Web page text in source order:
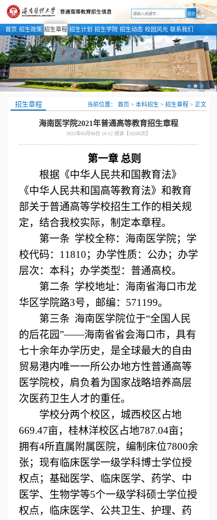
首页 招生政策 招生章程 招生计划 招生学院 招生动态 校园风光 联系我们
招生章程 当前位置： 首页 > 本科招生 > 招生章程 > 正文
海南医学院2021年普通高等教育招生章程
2021年05月06日 16:12 阅读【16200次】
第一章 总则
根据《中华人民共和国教育法》
《中华人民共和国高等教育法》和教育
部关于普通高等学校招生工作的相关规
定，结合我校实际，制定本章程。
第一条 学校全称：海南医学院；学
校代码：11810；办学性质：公办；办学
层次：本科；办学类型：普通高校。
第二条 学校地址：海南省海口市龙
华区学院路3号，邮编：571199。
第三条 海南医学院位于“全国人民
的后花园”——海南省省会海口市，具有
七十余年办学历史，是全球最大的自由
贸易港内唯一一所公办地方性普通高等
医学院校，肩负着为国家战略培养高层
次医药卫生人才的重任。
学校分两个校区，城西校区占地
669.47亩，桂林洋校区占地787.04亩；
拥有4所直属附属医院，编制床位7800余
张；现有临床医学一级学科博士学位授
权点；基础医学、临床医学、药学、中
医学、生物学等5个一级学科硕士学位授
权点，临床医学、公共卫生、护理、药